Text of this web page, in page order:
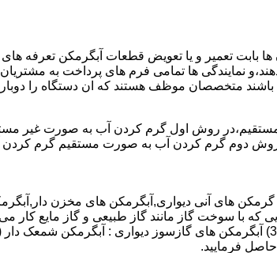
بابت تعمیر و یا تعویض قطعات آبگرمکن تعرفه
نمایندگی ها تمامی فرم های پرداخت به
متخصصان موظف هستند که ان دستگاه را
روش اول گرم کردن آب به صورت غیر
دوم گرم کردن آب به صورت مستقیم گرم کردن
با سوخت گاز مانند گاز طبیعی و گاز مایع کار
کنند,آبگرمکن هایی که با انرژی حیدری مانند آبگرمکن حیدری کار می کنند.3)